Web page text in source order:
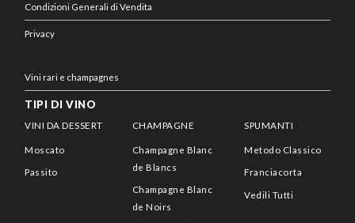
Condizioni Generali di Vendita
Privacy
Vini rari e champagnes
TIPI DI VINO
VINI DA DESSERT
Moscato
Passito
CHAMPAGNE
Champagne Blanc
de Blancs
Champagne Blanc
de Noirs
SPUMANTI
Metodo Classico
Franciacorta
Vedili Tutti